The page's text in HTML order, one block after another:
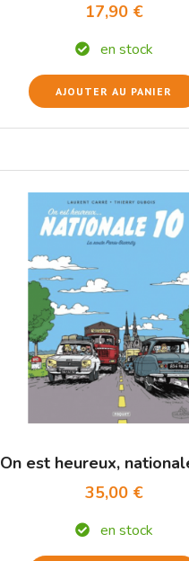
17,90 €
en stock
AJOUTER AU PANIER
On est heureux,
35,00 €
en stock